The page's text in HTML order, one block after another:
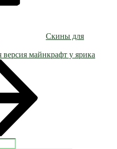
Скины для
версия майнкрафт у ярика